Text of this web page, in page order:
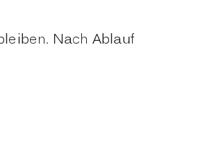
Nach Ablauf